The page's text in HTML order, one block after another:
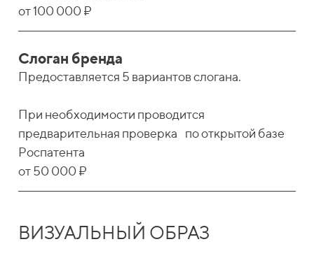
от 100 000 ₽
Слоган бренда
Предоставляется 5 вариантов слогана.
При необходимости проводится
предварительная проверка по открытой базе
Роспатента
от 50 000 ₽
ВИЗУАЛЬНЫЙ ОБРАЗ